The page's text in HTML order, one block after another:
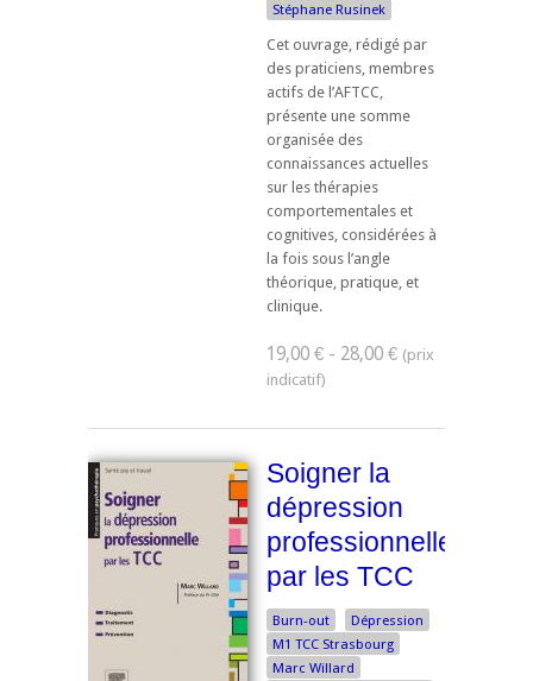
Stéphane Rusinek
Cet ouvrage, rédigé par
des praticiens, membres
actifs de l’AFTCC,
présente une somme
organisée des
connaissances actuelles
sur les thérapies
comportementales et
cognitives, considérées à
la fois sous l’angle
théorique, pratique, et
clinique.
19,00 € - 28,00 €
Soigner la
dépression
professionnelle
par les TCC
Burn-out
Dépression
M1 TCC Strasbourg
Marc Willard